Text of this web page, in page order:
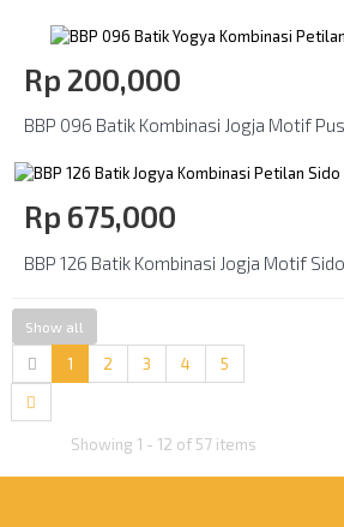
Rp‎ 200,000
BBP 096 Batik Kombinasi Jogja Motif
Rp‎ 675,000
BBP 126 Batik Kombinasi Jogja Motif
Show all
1 2 3 4 5
Showing 1 - 12 of 57 items